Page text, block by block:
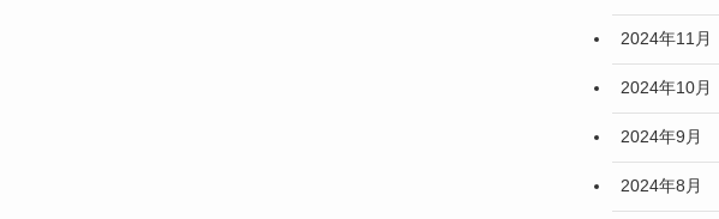
2024年11月
2024年10月
2024年9月
2024年8月